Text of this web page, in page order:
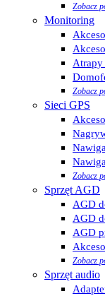
Zobacz
Monitoring
Atrapy
Zobacz
Sieci GPS
Zobacz
Sprzęt AGD
AGD
AGD
AGD
Zobacz
Sprzęt audio